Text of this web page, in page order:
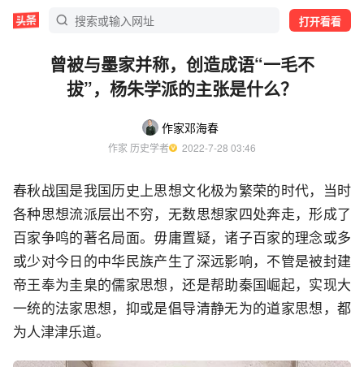
打开看看
曾被与墨家并称，创造成语“一毛不
拔”，杨朱学派的主张是什么？
作家邓海春
作家 历史学者
  2022-7-28 03:46
春秋战国是我国历史上思想文化极为繁荣的时代，当时
各种思想流派层出不穷，无数思想家四处奔走，形成了
百家争鸣的著名局面。毋庸置疑，诸子百家的理念或多
或少对今日的中华民族产生了深远影响，不管是被封建
帝王奉为圭臬的儒家思想，还是帮助秦国崛起，实现大
一统的法家思想，抑或是倡导清静无为的道家思想，都
为人津津乐道。